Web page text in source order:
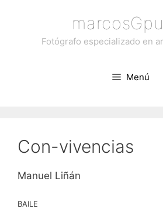
contenidoFotógrafo especializado en
Menú
Con-vivencias
Manuel Liñán
BAILE